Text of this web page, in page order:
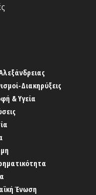
Διακηρύξεις
& Υγεία
Ένωση